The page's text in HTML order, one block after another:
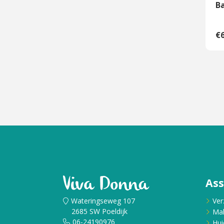
Wateringseweg 107
2685 SW Poeldijk
06-24190976